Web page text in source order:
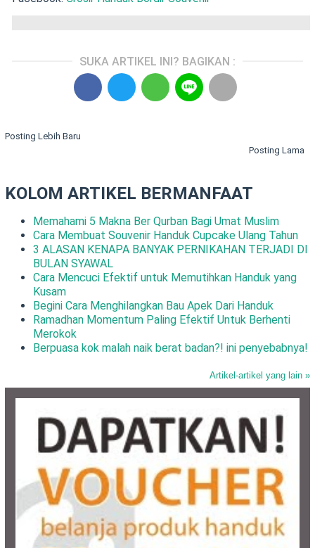
SUKA ARTIKEL INI? BAGIKAN :
Posting Lebih Baru
Posting Lama
KOLOM ARTIKEL BERMANFAAT
Memahami 5 Makna Ber Qurban Bagi Umat Muslim
Cara Membuat Souvenir Handuk Cupcake Ulang Tahun
3 ALASAN KENAPA BANYAK PERNIKAHAN TERJADI DI
BULAN SYAWAL
Cara Mencuci Efektif untuk Memutihkan Handuk yang
Kusam
Begini Cara Menghilangkan Bau Apek Dari Handuk
Ramadhan Momentum Paling Efektif Untuk Berhenti
Merokok
Berpuasa kok malah naik berat badan?! ini penyebabnya!
Artikel-artikel yang lain »